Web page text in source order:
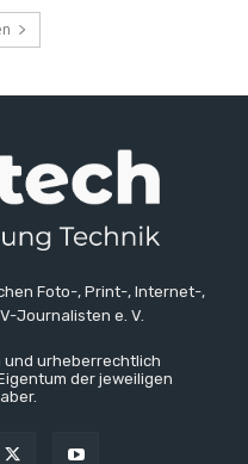
Foto-, Print-, Internet-,
Journalisten e. V.
und urheberrechtlich
der jeweiligen